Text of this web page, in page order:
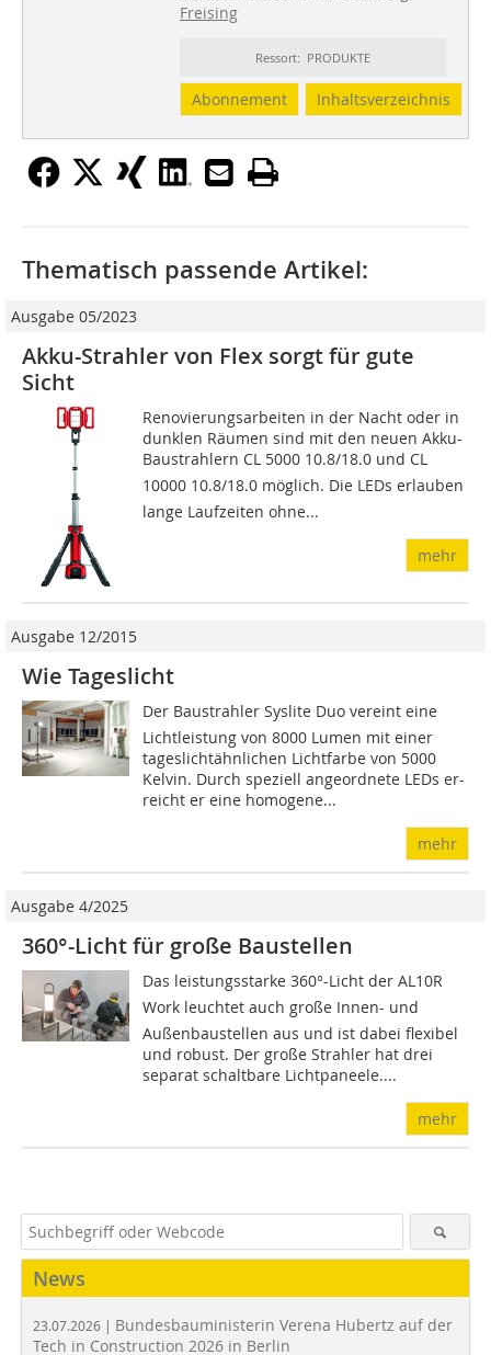
Freising
Ressort: PRODUKTE
Abonnement Inhaltsverzeichnis
Thematisch passende Artikel:
Ausgabe 05/2023
Akku-Strahler von Flex sorgt für gute
Sicht
Renovierungsarbeiten in der Nacht oder in
dunklen Räumen sind mit den neuen Akku-
Baustrahlern CL 5000 10.8/18.0 und CL
10000 10.8/18.0 möglich. Die LEDs erlauben
lange Laufzeiten ohne...
mehr
Ausgabe 12/2015
Wie Tageslicht
Der Baustrahler Syslite Duo vereint eine
Lichtleistung von 8000 Lumen mit einer
tageslichtähnlichen Lichtfarbe von 5000
Kelvin. Durch speziell angeordnete LEDs er-
reicht er eine homogene...
mehr
Ausgabe 4/2025
360°-Licht für große Baustellen
Das leistungsstarke 360°-Licht der AL10R
Work leuchtet auch große Innen- und
Außenbaustellen aus und ist dabei flexibel
und robust. Der große Strahler hat drei
separat schaltbare Lichtpaneele....
mehr
News
23.07.2026 | Bundesbauministerin Verena Hubertz auf der
Tech in Construction 2026 in Berlin